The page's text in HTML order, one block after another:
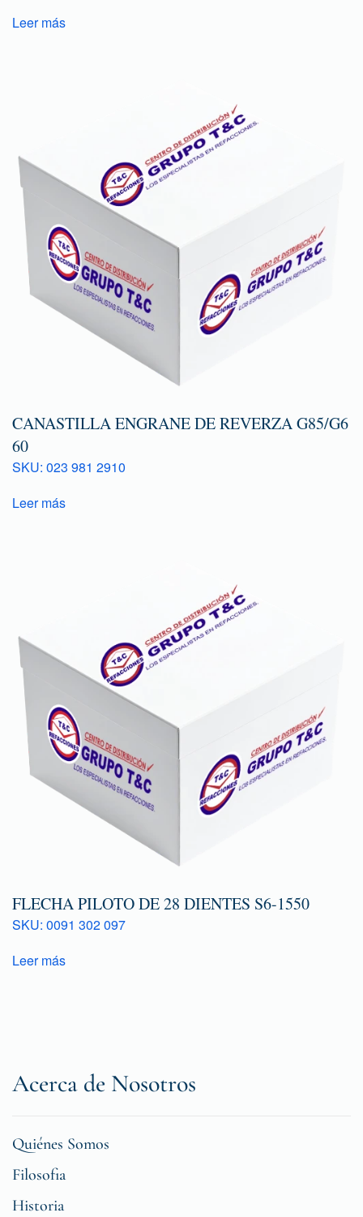
Leer más
CANASTILLA ENGRANE DE REVERZA G85/G6
60
SKU: 023 981 2910
Leer más
FLECHA PILOTO DE 28 DIENTES S6-1550
SKU: 0091 302 097
Leer más
Acerca de Nosotros
Quiénes Somos
Filosofia
Historia